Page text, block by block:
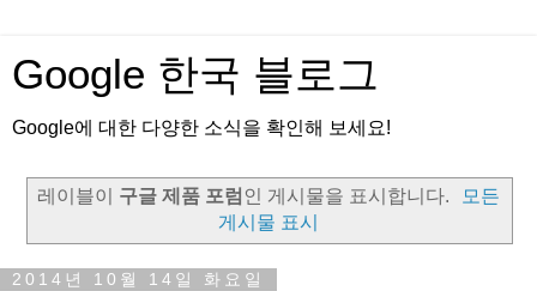
Google 한국 블로그
Google에 대한 다양한 소식을 확인해 보세요!
레이블이 구글 제품 포럼 인 게시물을 표시합니다.
모든
게시물 표시
2014년 10월 14일 화요일